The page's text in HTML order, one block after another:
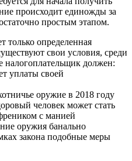
происходит единожды за
простым этапом.
только определенная
свои условия, среди
налогоплательщик должен:
уплаты своей
оружие в 2018 году
человек может стать
с манией
оружия банально
закона подобные меры